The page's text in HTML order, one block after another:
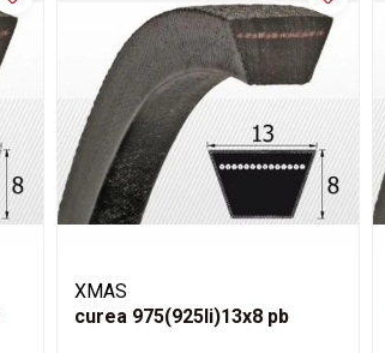
XMAS
curea 975(925li)13x8 pb